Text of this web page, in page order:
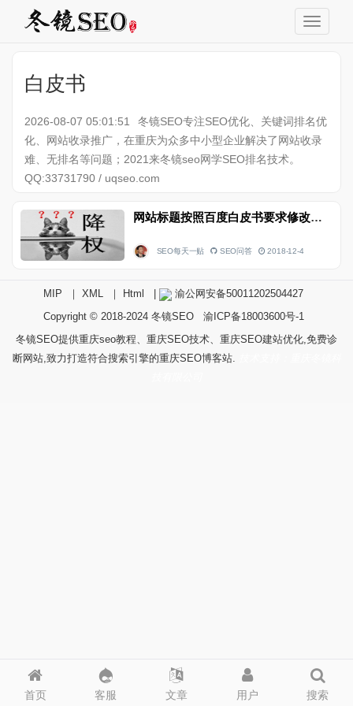
白皮书
2026-08-07 05:01:51
冬镜SEO专注SEO优化、关键词排名优
化、网站收录推广，在重庆为众多中小型企业解决了网站收录
难、无排名等问题；2021来冬镜seo网学SEO排名技术。
QQ:33731790 / uqseo.com
网站标题按照百度白皮书要求修改后被降权
SEO每天一贴 SEO问答 2018-12-4
首页 客服 文章 用户 搜索
MIP ｜ XML ｜ Html
渝公网安备50011202504427
Copyright © 2018-2024 冬镜SEO
渝ICP备18003600号-1
冬镜SEO提供重庆seo教程、重庆SEO技术、重庆SEO建站优化,免费诊
断网站,致力打造符合搜索引擎的重庆SEO博客站.